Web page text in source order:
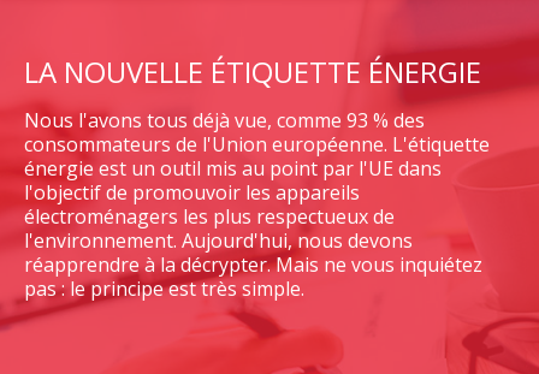
LA NOUVELLE ÉTIQUETTE ÉNERGIE
Nous l'avons tous déjà vue, comme 93 % des
consommateurs de l'Union européenne. L'étiquette
énergie est un outil mis au point par l'UE dans
l'objectif de promouvoir les appareils
électroménagers les plus respectueux de
l'environnement. Aujourd'hui, nous devons
réapprendre à la décrypter. Mais ne vous inquiétez
pas : le principe est très simple.